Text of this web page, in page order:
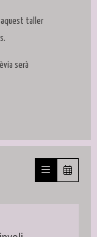
aquest taller
serà